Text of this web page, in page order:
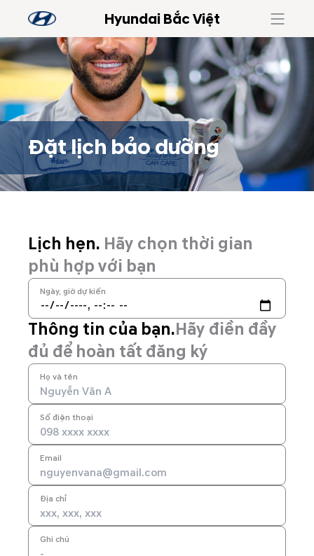
Hyundai Bắc Việt
Đặt lịch bảo dưỡng
Đặt lịch bảo dưỡng
Lịch hẹn. Hãy chọn thời gian
phù hợp với bạn
Ngày, giờ dự kiến
Thông tin của bạn.Hãy điền đầy
đủ để hoàn tất đăng ký
Họ và tên
Số điện thoại
Email
Địa chỉ
Ghi chú